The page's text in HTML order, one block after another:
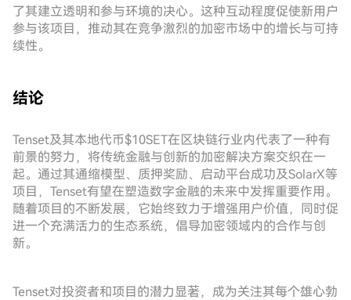
了其建立透明和参与环境的决心。这种互动程度促使新用户
参与该项目，推动其在竞争激烈的加密市场中的增长与可持
续性。
结论
Tenset及其本地代币$10SET在区块链行业内代表了一种有
前景的努力，将传统金融与创新的加密解决方案交织在一
起。通过其通缩模型、质押奖励、启动平台成功及SolarX等
项目，Tenset有望在塑造数字金融的未来中发挥重要作用。
随着项目的不断发展，它始终致力于增强用户价值，同时促
进一个充满活力的生态系统，倡导加密领域内的合作与创
新。
Tenset对投资者和项目的潜力显著，成为关注其每个雄心勃